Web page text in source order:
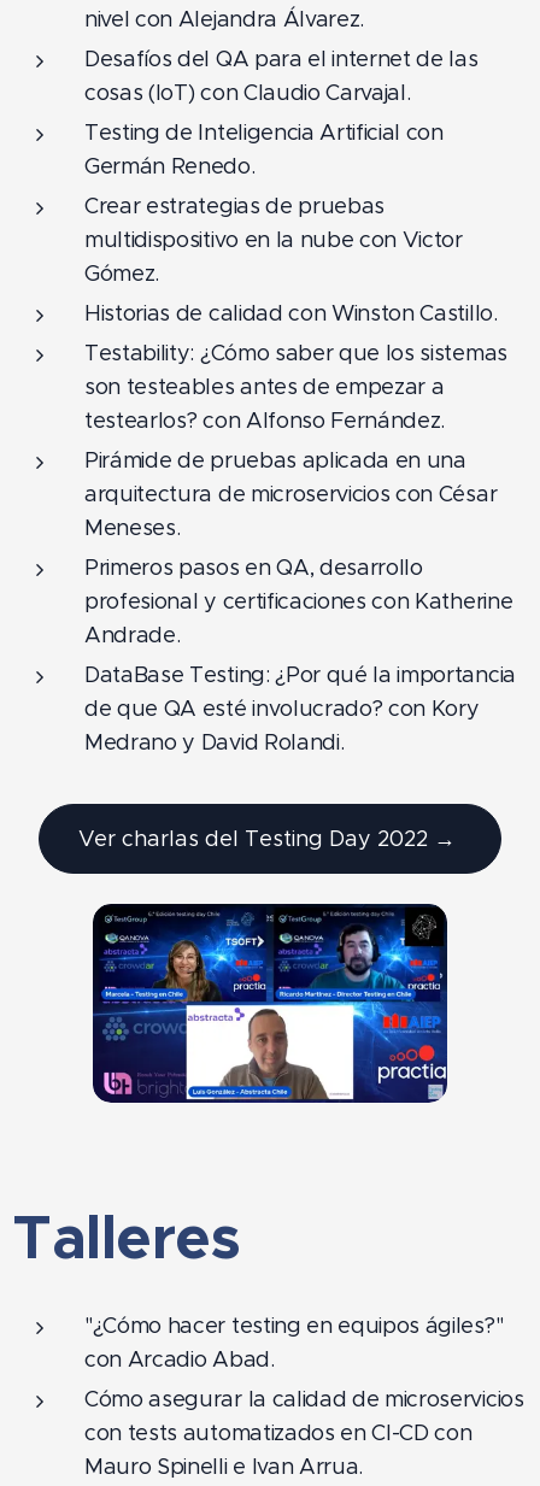
nivel con Alejandra Álvarez.
Desafíos del QA para el internet de las
cosas (IoT) con Claudio Carvajal.
Testing de Inteligencia Artificial con
Germán Renedo.
Crear estrategias de pruebas
multidispositivo en la nube con Victor
Gómez.
Historias de calidad con Winston Castillo.
Testability: ¿Cómo saber que los sistemas
son testeables antes de empezar a
testearlos? con Alfonso Fernández.
Pirámide de pruebas aplicada en una
arquitectura de microservicios con César
Meneses.
Primeros pasos en QA, desarrollo
profesional y certificaciones con Katherine
Andrade.
DataBase Testing: ¿Por qué la importancia
de que QA esté involucrado? con Kory
Medrano y David Rolandi.
Ver charlas del Testing Day 2022 →
Talleres
"¿Cómo hacer testing en equipos ágiles?"
con Arcadio Abad.
Cómo asegurar la calidad de microservicios
con tests automatizados en CI-CD con
Mauro Spinelli e Ivan Arrua.